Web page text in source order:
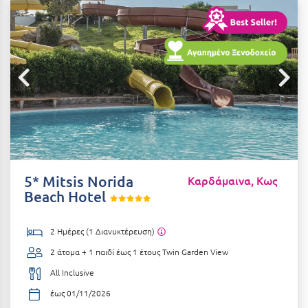
Αιδηψός
Αλεξανδρούπολη
Αλισσός Αχαΐας
Αλόννησος
Αμαλιάδα
Αμάρυνθος
Αμφίκλεια
Άνδρος
Αντίπαρος
Αράχωβα
ΤΎΠΟΣ ΔΙΑΤΡΟΦΉΣ
Διαμονή Μόνο
Πρωινό
Ημιδιατροφή
Ημιδιατροφή + Ποτά
Πλήρης Διατροφή
Ένα Γεύμα
ΤΎΠΟΣ ΚΑΤΑΛΎΜΑΤΟΣ
Ξενοδοχεία 1 Αστέρι
Ξενοδοχεία 2 Αστέρων
5* Mitsis Norida
Beach Hotel
Καρδάμαινα, Κως
2 Ημέρες (1 Διανυκτέρευση)
2 άτομα + 1 παιδί έως 1 έτουςTwin Garden View
All Inclusive
έως 01/11/2026